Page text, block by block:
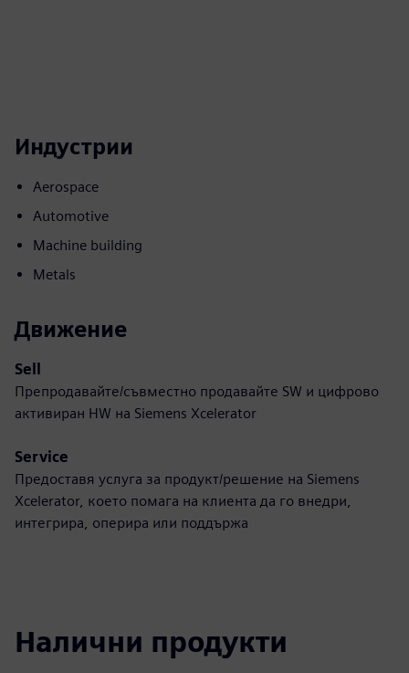
Индустрии
Aerospace
Automotive
Machine building
Metals
Движение
Sell
Препродавайте/съвместно продавайте SW и цифрово
активиран HW на Siemens Xcelerator
Service
Предоставя услуга за продукт/решение на Siemens
Xcelerator, което помага на клиента да го внедри,
интегрира, оперира или поддържа
Налични продукти